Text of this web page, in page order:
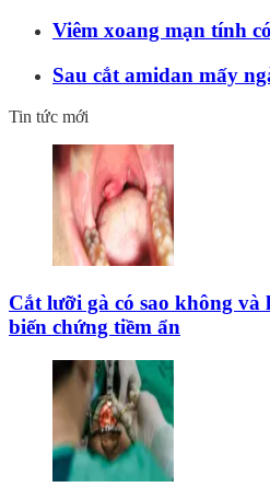
Viêm xoang mạn tính
Sau cắt amidan mấy
Tin tức mới
Cắt lưỡi gà có sao không và
biến chứng tiềm ẩn